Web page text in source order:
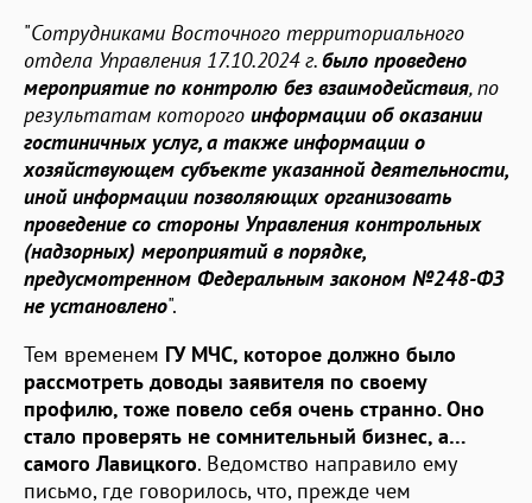
"Сотрудниками Восточного территориального
отдела Управления 17.10.2024 г.было проведено
мероприятие по контролю без взаимодействия, по
результатам которого информации об оказании
гостиничных услуг, а также информации о
хозяйствующем субъекте указанной деятельности,
иной информации позволяющих организовать
проведение со стороны Управления контрольных
(надзорных) мероприятий в порядке,
предусмотренном Федеральным законом №248-ФЗ
не установлено".
Тем временем ГУ МЧС, которое должно было
рассмотреть доводы заявителя по своему
профилю, тоже повело себя очень странно. Оно
стало проверять не сомнительный бизнес, а…
самого Лавицкого. Ведомство направило ему
письмо, где говорилось, что, прежде чем